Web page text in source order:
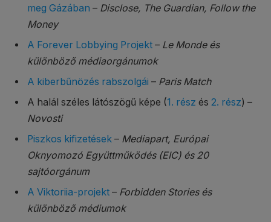
meg Gázában – Disclose, The Guardian, Follow the
Money
A Forever Lobbying Projekt – Le Monde és
különböző médiaorgánumok
A kiberbűnözés rabszolgái – Paris Match
A halál széles látószögű képe (1. rész és 2. rész) –
Novosti
Piszkos kifizetések – Mediapart, Európai
Oknyomozó Együttműködés (EIC) és 20
sajtóorgánum
A Viktoriia-projekt – Forbidden Stories és
különböző médiumok